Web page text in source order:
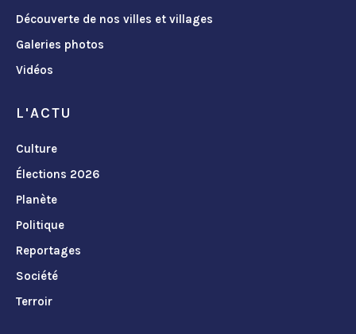
Découverte de nos villes et villages
Galeries photos
Vidéos
L'ACTU
Culture
Élections 2026
Planète
Politique
Reportages
Société
Terroir